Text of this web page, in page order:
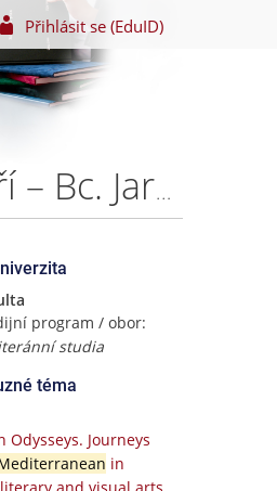
Přihlásit se (EduID)
Monogamie a polygynie ve společnostech starověkého Středomoří – Bc. Jarmila Jožáková
program / obor:
studia
téma
Journeys
in